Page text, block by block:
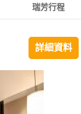
瑞芳行程
詳細資料